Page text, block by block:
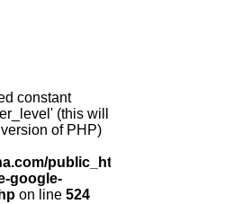
constant
(this will
of PHP)
public_html/wp-
google-
on line 524